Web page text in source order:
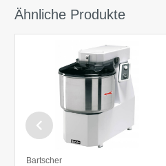
Ähnliche Produkte
Bartscher